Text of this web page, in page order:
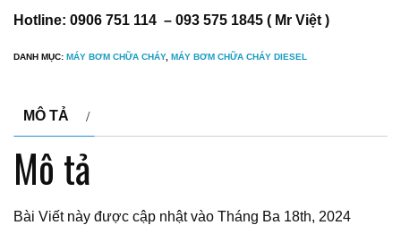
Hotline: 0906 751 114 – 093 575 1845 ( Mr Việt )
DANH MỤC: MÁY BƠM CHỮA CHÁY, MÁY BƠM CHỮA CHÁY DIESEL
MÔ TẢ
Mô tả
Bài Viết này được cập nhật vào Tháng Ba 18th, 2024